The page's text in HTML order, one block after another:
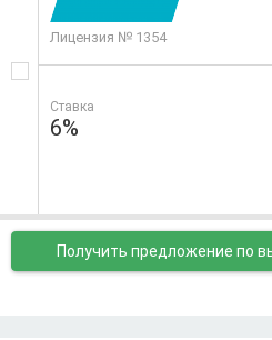
Лицензия № 1354
Ставка
6%
Получить предложение по